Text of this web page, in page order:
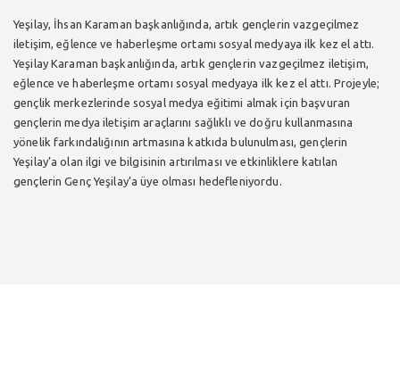
Yeşilay, İhsan Karaman başkanlığında, artık gençlerin vazgeçilmez
iletişim, eğlence ve haberleşme ortamı sosyal medyaya ilk kez el attı.
Yeşilay Karaman başkanlığında, artık gençlerin vazgeçilmez iletişim,
eğlence ve haberleşme ortamı sosyal medyaya ilk kez el attı. Projeyle;
gençlik merkezlerinde sosyal medya eğitimi almak için başvuran
gençlerin medya iletişim araçlarını sağlıklı ve doğru kullanmasına
yönelik farkındalığının artmasına katkıda bulunulması, gençlerin
Yeşilay’a olan ilgi ve bilgisinin artırılması ve etkinliklere katılan
gençlerin Genç Yeşilay’a üye olması hedefleniyordu.